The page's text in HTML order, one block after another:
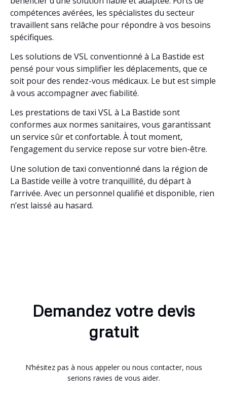
compétences avérées, les spécialistes du secteur
travaillent sans relâche pour répondre à vos besoins
spécifiques.
Les solutions de VSL conventionné à La Bastide est
pensé pour vous simplifier les déplacements, que ce
soit pour des rendez-vous médicaux. Le but est simple
à vous accompagner avec fiabilité.
Les prestations de taxi VSL à La Bastide sont
conformes aux normes sanitaires, vous garantissant
un service sûr et confortable. À tout moment,
l’engagement du service repose sur votre bien-être.
Une solution de taxi conventionné dans la région de
La Bastide veille à votre tranquillité, du départ à
l’arrivée. Avec un personnel qualifié et disponible, rien
n’est laissé au hasard.
Demandez votre devis
gratuit
N’hésitez pas à nous appeler ou nous contacter, nous
serions ravies de vous aider.